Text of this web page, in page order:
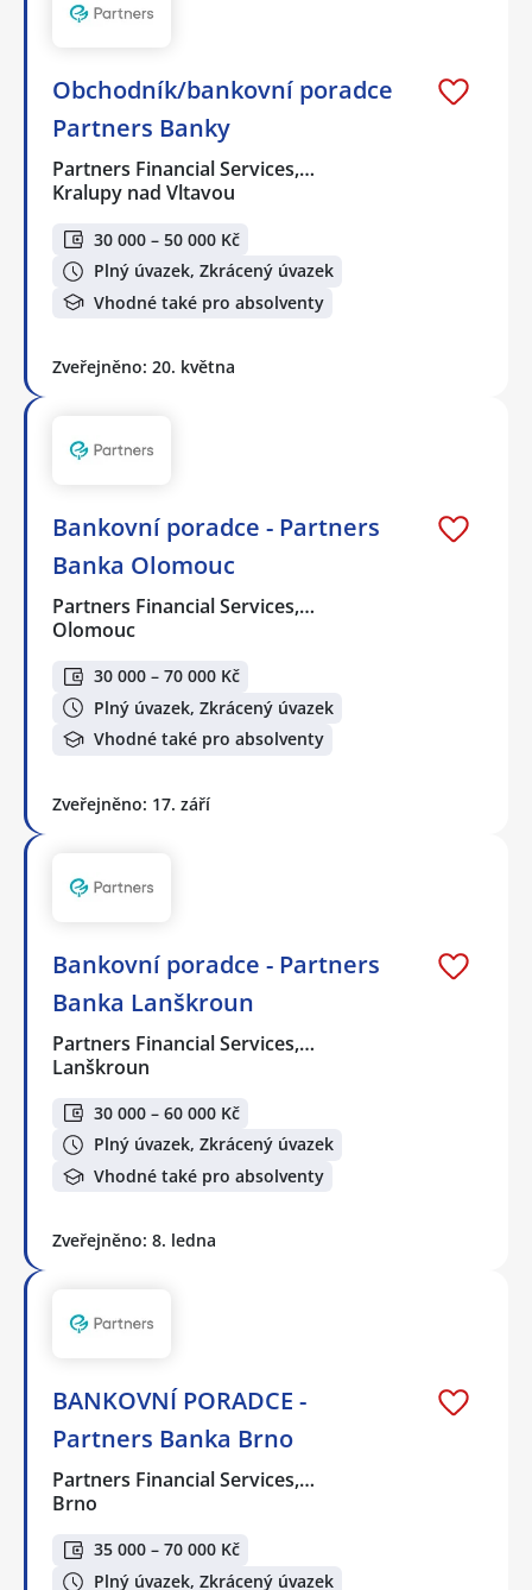
Obchodník/bankovní poradce
Partners Banky
Partners Financial Services,…
Kralupy nad Vltavou
30 000 – 50 000 Kč
Plný úvazek, Zkrácený úvazek
Vhodné také pro absolventy
Zveřejněno: 20. května
Bankovní poradce - Partners
Banka Olomouc
Partners Financial Services,…
Olomouc
30 000 – 70 000 Kč
Plný úvazek, Zkrácený úvazek
Vhodné také pro absolventy
Zveřejněno: 17. září
Bankovní poradce - Partners
Banka Lanškroun
Partners Financial Services,…
Lanškroun
30 000 – 60 000 Kč
Plný úvazek, Zkrácený úvazek
Vhodné také pro absolventy
Zveřejněno: 8. ledna
BANKOVNÍ PORADCE -
Partners Banka Brno
Partners Financial Services,…
Brno
35 000 – 70 000 Kč
Plný úvazek, Zkrácený úvazek